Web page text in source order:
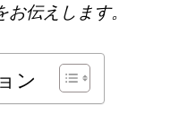
伝えします。
ン